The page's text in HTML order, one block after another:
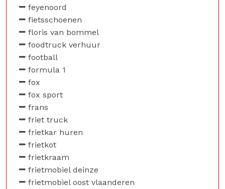
feyenoord
fietsschoenen
floris van bommel
foodtruck verhuur
football
formula 1
fox
fox sport
frans
friet truck
frietkar huren
frietkot
frietkraam
frietmobiel deinze
frietmobiel oost vlaanderen